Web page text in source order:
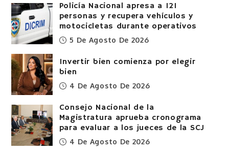
Policía Nacional apresa a 121
personas y recupera vehículos y
motocicletas durante operativos
5 De Agosto De 2026
Invertir bien comienza por elegir
bien
4 De Agosto De 2026
Consejo Nacional de la
Magistratura aprueba cronograma
para evaluar a los jueces de la SCJ
4 De Agosto De 2026